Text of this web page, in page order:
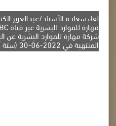
لقاء سعادة الأستاذ/عبدالعزيز
شركة مهارة للموارد البشرية عن
المنتهية في 2022-06-30 (ستة أشهر)